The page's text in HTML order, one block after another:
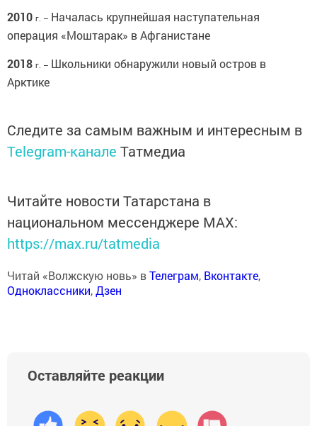
2010 г. – Началась крупнейшая наступательная
операция «Моштарак» в Афганистане
2018 г. – Школьники обнаружили новый остров в
Арктике
Следите за самым важным и интересным в
Telegram-канале Татмедиа
Читайте новости Татарстана в
национальном мессенджере MАХ:
https://max.ru/tatmedia
Читай «Волжскую новь» вТелеграм, Вконтакте,
Одноклассники,Дзен
Оставляйте реакции